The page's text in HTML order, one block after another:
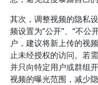
其次，调整视频的隐私
频设置为“公开”、“不公
户，建议将新上传的视
止未经授权的访问。若
并只向特定用户或群组
视频的曝光范围，减少